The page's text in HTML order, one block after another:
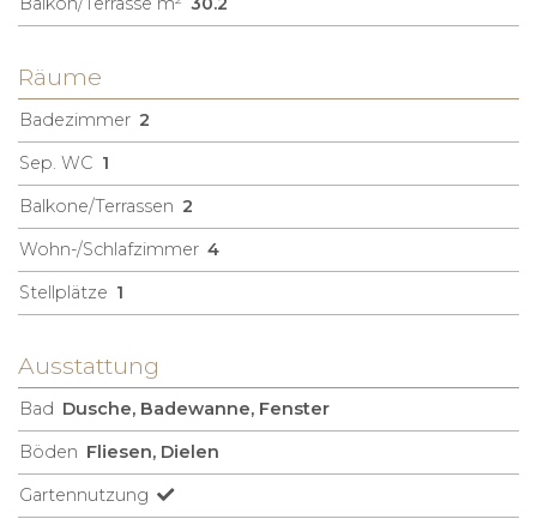
Räume
Badezimmer 2
Sep. WC 1
Balkone/Terrassen 2
Wohn-/Schlafzimmer 4
Stellplätze 1
Ausstattung
Bad Dusche, Badewanne, Fenster
Böden Fliesen, Dielen
Gartennutzung